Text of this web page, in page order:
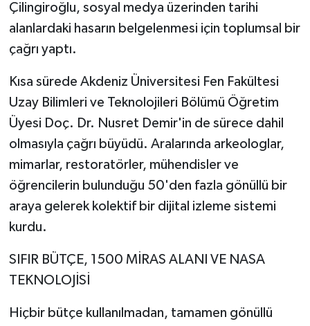
Çilingiroğlu, sosyal medya üzerinden tarihi
alanlardaki hasarın belgelenmesi için toplumsal bir
çağrı yaptı.
Kısa sürede Akdeniz Üniversitesi Fen Fakültesi
Uzay Bilimleri ve Teknolojileri Bölümü Öğretim
Üyesi Doç. Dr. Nusret Demir'in de sürece dahil
olmasıyla çağrı büyüdü. Aralarında arkeologlar,
mimarlar, restoratörler, mühendisler ve
öğrencilerin bulunduğu 50'den fazla gönüllü bir
araya gelerek kolektif bir dijital izleme sistemi
kurdu.
SIFIR BÜTÇE, 1500 MİRAS ALANI VE NASA
TEKNOLOJİSİ
Hiçbir bütçe kullanılmadan, tamamen gönüllü